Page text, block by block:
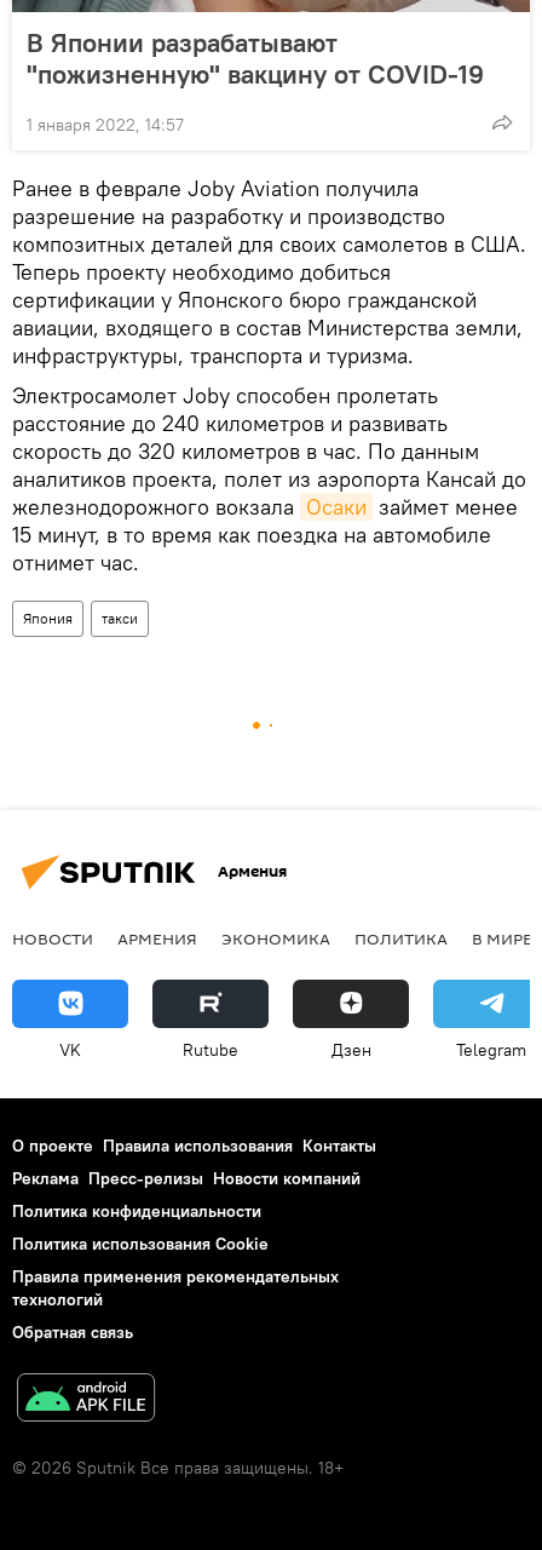
В Японии разрабатывают
"пожизненную" вакцину от COVID-19
1 января 2022, 14:57
Ранее в феврале Joby Aviation получила
разрешение на разработку и производство
композитных деталей для своих самолетов в США.
Теперь проекту необходимо добиться
сертификации у Японского бюро гражданской
авиации, входящего в состав Министерства земли,
инфраструктуры, транспорта и туризма.
Электросамолет Joby способен пролетать
расстояние до 240 километров и развивать
скорость до 320 километров в час. По данным
аналитиков проекта, полет из аэропорта Кансай до
железнодорожного вокзала Осаки займет менее
15 минут, в то время как поездка на автомобиле
отнимет час.
Япония такси
Армения
НОВОСТИ АРМЕНИЯ ЭКОНОМИКА ПОЛИТИКА В МИРЕ
VK Rutube Дзен Telegram
О проекте Правила использования Контакты
Реклама Пресс-релизы Новости компаний
Политика конфиденциальности
Политика использования Cookie
Правила применения рекомендательных
технологий
Обратная связь
© 2026 Sputnik Все права защищены. 18+